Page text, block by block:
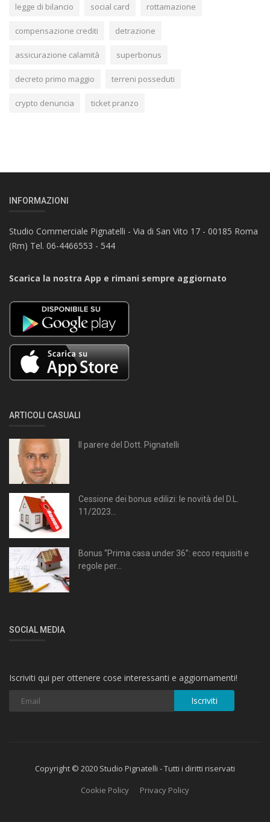
legge di bilancio social card rottamazione
compensazione crediti detrazione
assicurazione calamità superbonus
decreto primo maggio terreni posseduti
crypto denuncia ticket pranzo
INFORMAZIONI
Studio Commerciale Pignatelli - Via di San Vito 17 - 00185 Roma
(Rm) Tel. 06-4466553 - 544
Scarica la nostra App e rimani sempre aggiornato
ARTICOLI CASUALI
Il parere del Dott. Pignatelli
Cessione dei bonus edilizi: le novità del D.L.
11/2023...
Bonus “Prima casa under 36”: ecco requisiti e
regole per...
SOCIAL MEDIA
Iscriviti qui per ottenere cose interessanti e aggiornamenti!
Iscriviti
Copyright © 2020 Studio Pignatelli - Tutti i diritti riservati
Cookie Policy
Privacy Policy